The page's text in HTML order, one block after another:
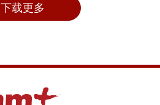
下载更多